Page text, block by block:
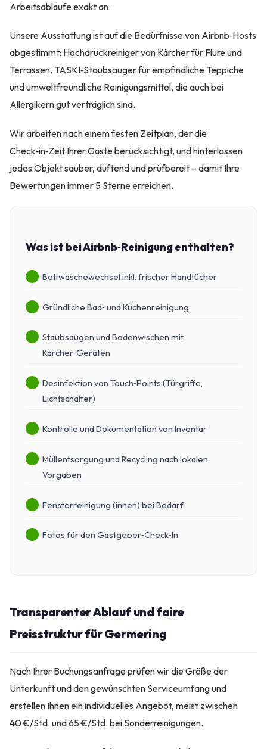
Arbeitsabläufe exakt an.
Unsere Ausstattung ist auf die Bedürfnisse von Airbnb‑Hosts
abgestimmt: Hochdruckreiniger von Kärcher für Flure und
Terrassen, TASKI‑Staubsauger für empfindliche Teppiche
und umweltfreundliche Reinigungsmittel, die auch bei
Allergikern gut verträglich sind.
Wir arbeiten nach einem festen Zeitplan, der die
Check‑in‑Zeit Ihrer Gäste berücksichtigt, und hinterlassen
jedes Objekt sauber, duftend und prüfbereit – damit Ihre
Bewertungen immer 5 Sterne erreichen.
Was ist bei Airbnb‑Reinigung enthalten?
Bettwäschewechsel inkl. frischer Handtücher
Gründliche Bad‑ und Küchenreinigung
Staubsaugen und Bodenwischen mit
Kärcher‑Geräten
Desinfektion von Touch‑Points (Türgriffe,
Lichtschalter)
Kontrolle und Dokumentation von Inventar
Müllentsorgung und Recycling nach lokalen
Vorgaben
Fensterreinigung (innen) bei Bedarf
Fotos für den Gastgeber‑Check‑In
Transparenter Ablauf und faire
Preisstruktur für Germering
Nach Ihrer Buchungsanfrage prüfen wir die Größe der
Unterkunft und den gewünschten Serviceumfang und
erstellen Ihnen ein individuelles Angebot, meist zwischen
40 €/Std. und 65 €/Std. bei Sonderreinigungen.